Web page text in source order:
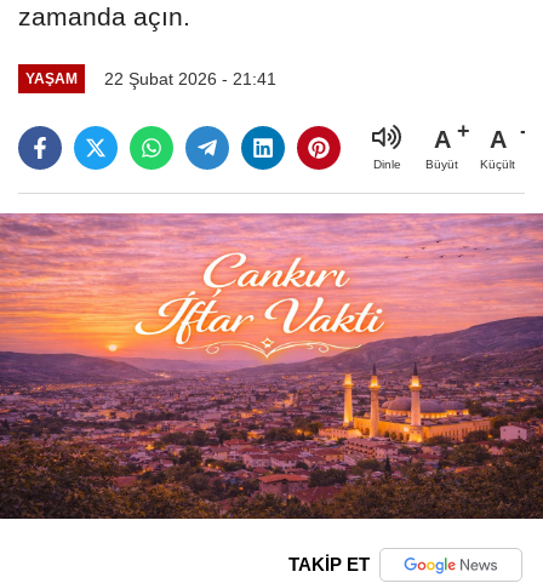
zamanda açın.
YAŞAM 22 Şubat 2026 - 21:41
Dinle
A
Büyüt
A
Küçült
TAKİP ET